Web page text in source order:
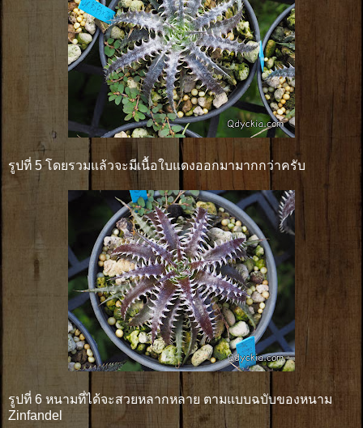
รูปที่ 5 โดยรวมแล้วจะมีเนื้อใบแดงออกมามากกว่าครับ
รูปที่ 6 หนามที่ได้จะสวยหลากหลาย ตามแบบฉบับของหนาม
Zinfandel